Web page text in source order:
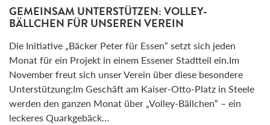
GEMEINSAM UNTERSTÜTZEN: VOLLEY-
BÄLLCHEN FÜR UNSEREN VEREIN
Die Initiative „Bäcker Peter für Essen“ setzt sich jeden
Monat für ein Projekt in einem Essener Stadtteil ein.Im
November freut sich unser Verein über diese besondere
Unterstützung:Im Geschäft am Kaiser-Otto-Platz in Steele
werden den ganzen Monat über „Volley-Bällchen“ – ein
leckeres Quarkgebäck…